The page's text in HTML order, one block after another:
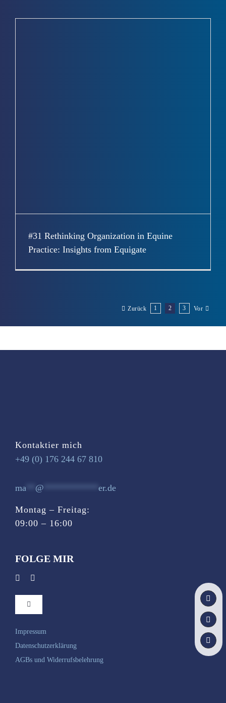
#31 Rethinking Organization in Equine
Practice: Insights from Equigate
Zurück 1 2 3 Vor
Kontaktier mich
+49 (0) 176 244 67 810
ma @ er.de
Montag – Freitag:
09:00 – 16:00
FOLGE MIR
Toggle
Navigation
Startseite
Du bist …
Impressum
Datenschutzerklärung
AGBs und Widerrufsbelehrung